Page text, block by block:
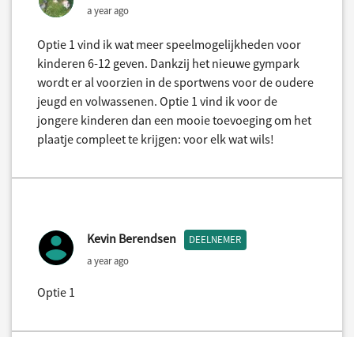
a year ago
Optie 1 vind ik wat meer speelmogelijkheden voor
kinderen 6-12 geven. Dankzij het nieuwe gympark
wordt er al voorzien in de sportwens voor de oudere
jeugd en volwassenen. Optie 1 vind ik voor de
jongere kinderen dan een mooie toevoeging om het
plaatje compleet te krijgen: voor elk wat wils!
Kevin Berendsen DEELNEMER
a year ago
Optie 1